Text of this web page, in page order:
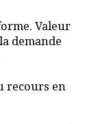
Valeur
demande
recours en